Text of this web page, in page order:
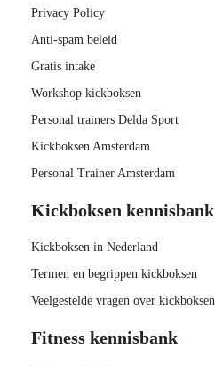
Privacy Policy
Anti-spam beleid
Gratis intake
Workshop kickboksen
Personal trainers Delda Sport
Kickboksen Amsterdam
Personal Trainer Amsterdam
Kickboksen kennisbank
Kickboksen in Nederland
Termen en begrippen kickboksen
Veelgestelde vragen over kickboksen
Fitness kennisbank